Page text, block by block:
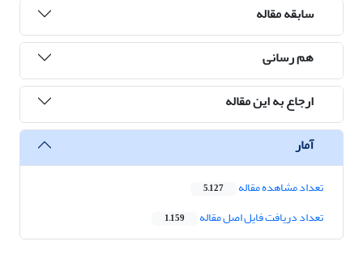
سابقه مقاله
هم رسانی
ارجاع به این مقاله
آمار
تعداد مشاهده مقاله 5,127
تعداد دریافت فایل اصل مقاله 1,159